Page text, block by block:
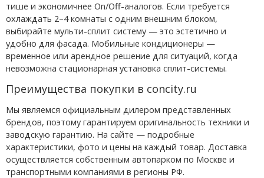
тише и экономичнее On/Off-аналогов. Если требуется
охлаждать 2–4 комнаты с одним внешним блоком,
выбирайте мульти-сплит систему — это эстетично и
удобно для фасада. Мобильные кондиционеры —
временное или арендное решение для ситуаций, когда
невозможна стационарная установка сплит-системы.
Преимущества покупки в concity.ru
Мы являемся официальным дилером представленных
брендов, поэтому гарантируем оригинальность техники и
заводскую гарантию. На сайте — подробные
характеристики, фото и цены на каждый товар. Доставка
осуществляется собственным автопарком по Москве и
транспортными компаниями в регионы РФ.